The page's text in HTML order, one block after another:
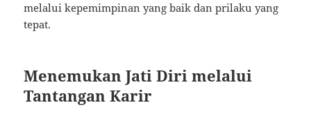
melalui kepemimpinan yang baik dan prilaku yang
tepat.
Menemukan Jati Diri melalui
Tantangan Karir